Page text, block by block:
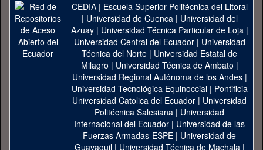
CEDIA| Escuela Superior Politécnica del Litoral
| Universidad de Cuenca| Universidad del
Azuay| Universidad Técnica Particular de Loja|
Universidad Central del Ecuador| Universidad
Técnica del Norte | Universidad Estatal de
Milagro | Universidad Técnica de Ambato |
Universidad Regional Autónoma de los Andes|
Universidad Tecnológica Equinoccial| Pontificia
Universidad Catolica del Ecuador | Universidad
Politécnica Salesiana | Universidad
Internacional del Ecuador | Universidad de las
Fuerzas Armadas-ESPE | Universidad de
Guayaquil| Universidad Técnica de Machala |